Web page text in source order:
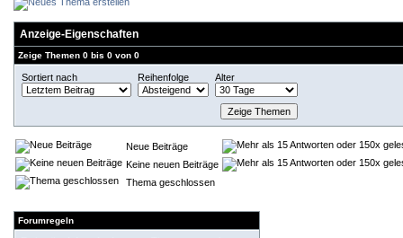
Anzeige-Eigenschaften
Zeige Themen 0 bis 0 von 0
Sortiert nach Reihenfolge Alter
Neue Beiträge
Keine neuen Beiträge
Thema geschlossen
Forumregeln